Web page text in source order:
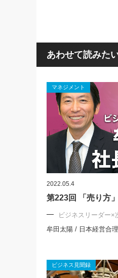
あわせて読みた
マネジメント
2022.05.4
第223回 「売り方
ビジネスリーダー×
牟田太陽 / 日本経営合
ビジネス見聞録